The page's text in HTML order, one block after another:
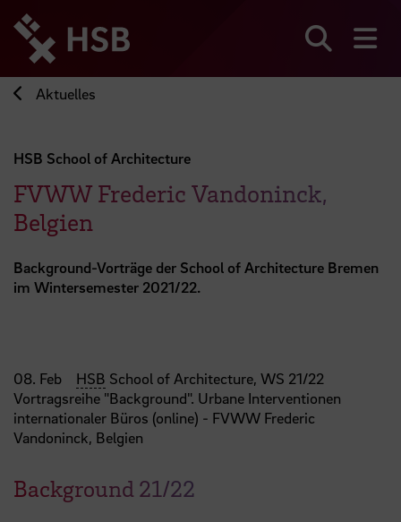
zum
Seiteninhalt
springen
Aktuelles
HSB School of Architecture
FVWW Frederic Vandoninck,
Belgien
Background-Vorträge der School of Architecture Bremen
im Wintersemester 2021/22.
08. Feb HSB School of Architecture, WS 21/22
Vortragsreihe "Background". Urbane Interventionen
internationaler Büros (online) - FVWW Frederic
Vandoninck, Belgien
Background 21/22